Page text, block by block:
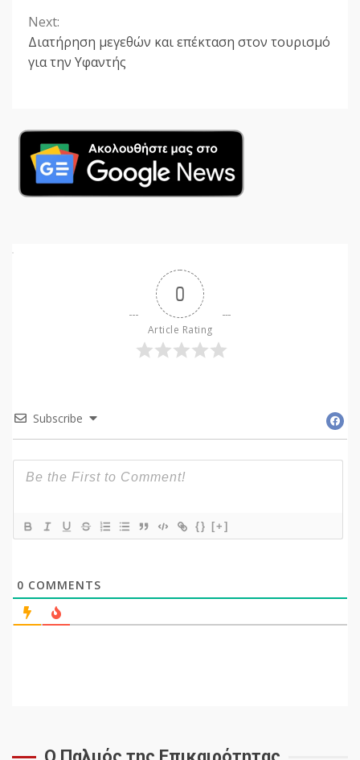
Next:
Διατήρηση μεγεθών και επέκταση στον τουρισμό
για την Υφαντής
0
Article Rating
Subscribe
{} [+]
0 COMMENTS